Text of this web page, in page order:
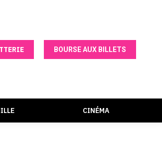
BOURSE AUX BILLETS
CINÉMA